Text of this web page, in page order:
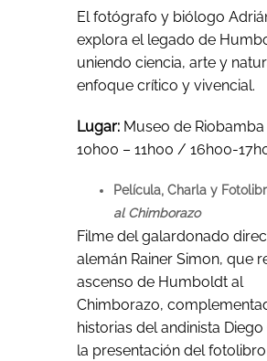
El fotógrafo y biólogo
explora el legado de
uniendo ciencia, arte y
enfoque crítico y vivencial.
Lugar: Museo de Riobamba |
10h00 – 11h00 / 16h00-
Película, Charla y
al Chimborazo
Filme del galardonado
alemán Rainer Simon, que
ascenso de Humboldt al
Chimborazo,
historias del andinista
la presentación del fotolibro